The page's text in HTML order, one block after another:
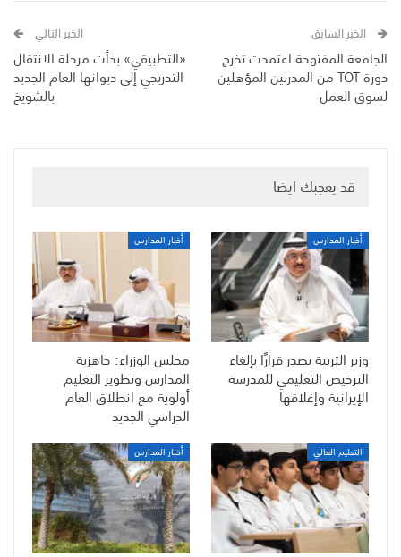
الخبر السابق
الجامعة المفتوحة اعتمدت تخرج
دورة TOT من المدربين المؤهلين
لسوق العمل
الخبر التالي
«التطبيقي» بدأت مرحلة الانتقال
التدريجي إلى ديوانها العام الجديد
بالشويخ
قد يعجبك ايضا
أخبار المدارس
وزير التربية يصدر قرارًا بإلغاء
الترخيص التعليمي للمدرسة
الإيرانية وإغلاقها
أخبار المدارس
مجلس الوزراء: جاهزية
المدارس وتطوير التعليم
أولوية مع انطلاق العام
الدراسي الجديد
التعليم العالي أخبار المدارس